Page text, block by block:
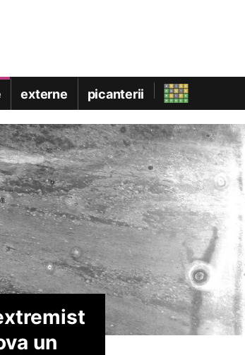
externe picanterii
un